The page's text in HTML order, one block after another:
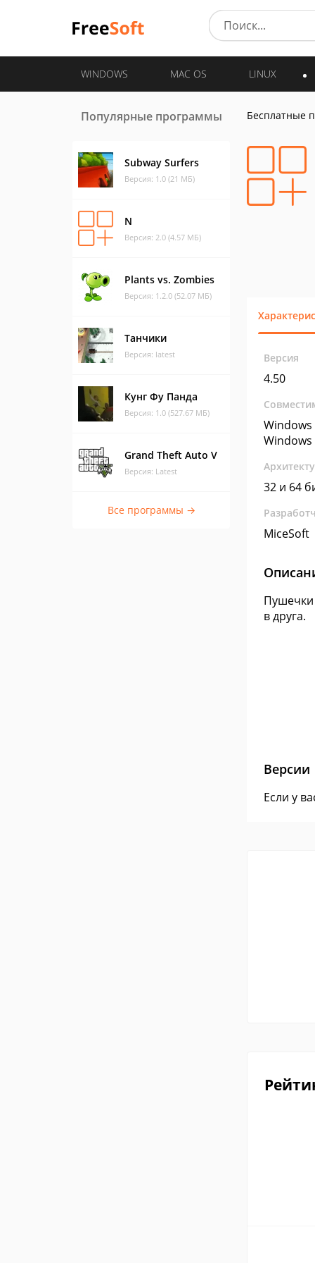
WINDOWS MAC OS LINUX
Популярные программы
Subway Surfers
Версия: 1.0 (21 МБ)
N
Версия: 2.0 (4.57 МБ)
Plants vs. Zombies
Версия: 1.2.0 (52.07 МБ)
Танчики
Версия: latest
Кунг Фу Панда
Версия: 1.0 (527.67 МБ)
Grand Theft Auto V
Версия: Latest
Все программы →
Бесплатные
Версия
4.50
Windows
Windows
32 и 64
MiceSoft
Пушечки
в друга.
Версии
Если у